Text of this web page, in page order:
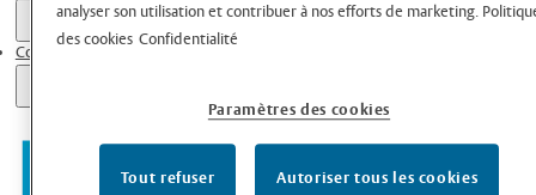
Contacts
analyser son utilisation et contribuer à nos efforts de marketing.
des cookies Confidentialité
Paramètres des cookies
Tout refuser Autoriser tous les cookies